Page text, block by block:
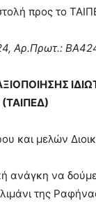
προς το
Αρ.Πρωτ.:
και μελών
ανάγκη να
της